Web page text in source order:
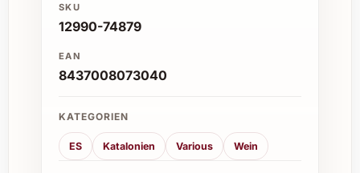
SKU
12990-74879
EAN
8437008073040
KATEGORIEN
ES Katalonien Various Wein